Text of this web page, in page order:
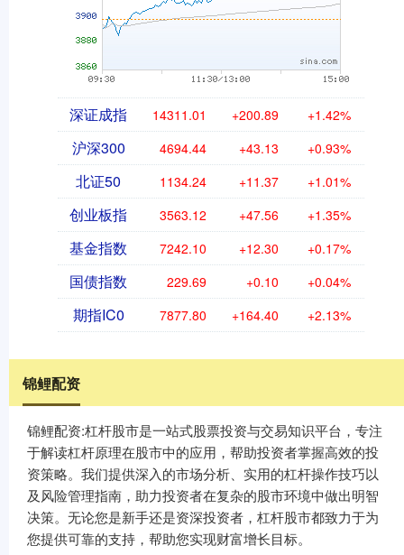
深证成指 14311.01 +200.89 +1.42%
沪深300 4694.44 +43.13 +0.93%
北证50 1134.24 +11.37 +1.01%
创业板指 3563.12 +47.56 +1.35%
基金指数 7242.10 +12.30 +0.17%
国债指数 229.69 +0.10 +0.04%
期指IC0 7877.80 +164.40 +2.13%
锦鲤配资
锦鲤配资:杠杆股市是一站式股票投资与交易知识平台，专注
于解读杠杆原理在股市中的应用，帮助投资者掌握高效的投
资策略。我们提供深入的市场分析、实用的杠杆操作技巧以
及风险管理指南，助力投资者在复杂的股市环境中做出明智
决策。无论您是新手还是资深投资者，杠杆股市都致力于为
您提供可靠的支持，帮助您实现财富增长目标。